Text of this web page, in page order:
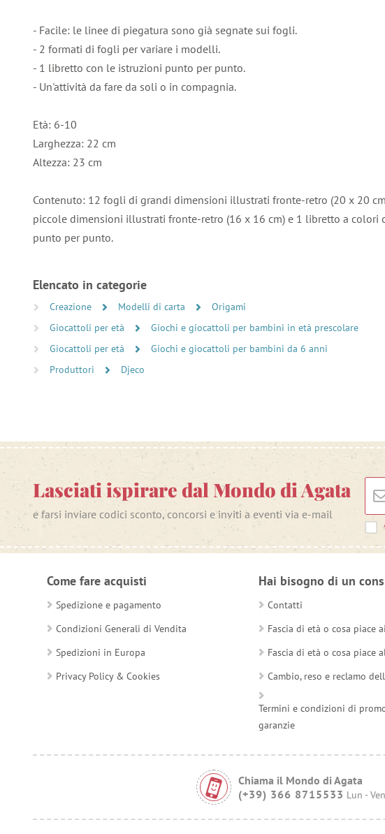
- Facile: le linee di piegatura sono già segnate sui fogli.
- 2 formati di fogli per variare i modelli.
- 1 libretto con le istruzioni punto per punto.
- Un'attività da fare da soli o in compagnia.
Età: 6-10
Larghezza: 22 cm
Altezza: 23 cm
Contenuto: 12 fogli di grandi dimensioni illustrati fronte-retro (20 x 20
piccole dimensioni illustrati fronte-retro (16 x 16 cm) e 1 libretto a colori
punto per punto.
Elencato in categorie
Creazione Modelli di carta
Origami
Giocattoli per età
Giochi e giocattoli per bambini in età prescolare
Giocattoli per età
Giochi e giocattoli per bambini da 6 anni
Produttori
Djeco
Lasciati ispirare dal Mondo di Agata
e farsi inviare codici sconto, concorsi e inviti a eventi via e-mail
Come fare acquisti
Spedizione e pagamento
Condizioni Generali di Vendita
Spedizioni in Europa
Privacy Policy & Cookies
Hai bisogno di un
Contatti
Fascia di età o cosa piace
Fascia di età o cosa piace
Cambio, reso e reclamo
Termini e condizioni di
garanzie
Chiama il Mondo di Agata
(+39) 366 8715533 Lun -